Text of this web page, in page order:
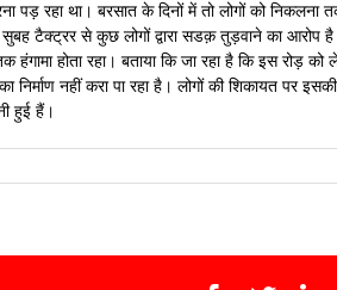
पड़ रहा था। बरसात के दिनों में तो लोगों को निकलना
टैक्ट्रर से कुछ लोगों द्वारा सडक़ तुड़वाने का आरोप
होता रहा। बताया कि जा रहा है कि इस रोड़
नहीं करा पा रहा है। लोगों की शिकायत पर
हुई हैं।